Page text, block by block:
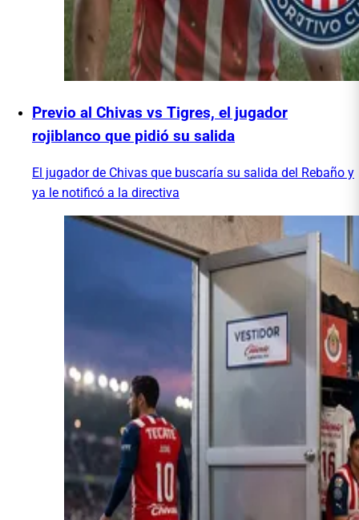
Previo al Chivas vs Tigres, el jugador
rojiblanco que pidió su salida
El jugador de Chivas que buscaría su salida del Rebaño y
ya le notificó a la directiva